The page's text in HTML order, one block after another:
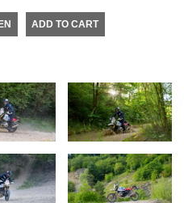
ADD TO CART